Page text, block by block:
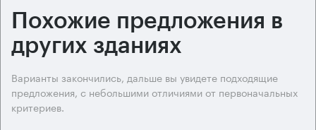
Похожие предложения в
других зданиях
Варианты закончились, дальше вы увидете подходящие
предложения, с небольшими отличиями от первоначальных
критериев.